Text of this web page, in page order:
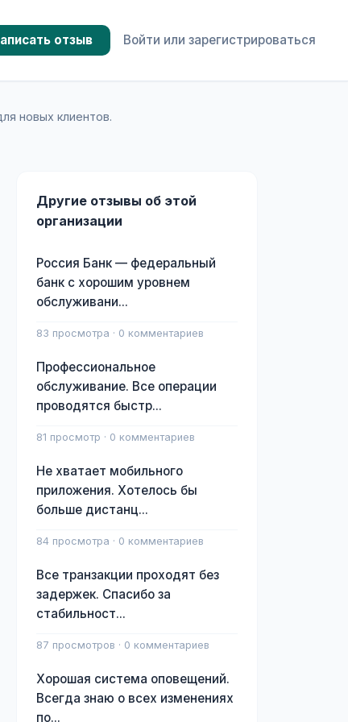
отзыв Войти или зарегистрироваться
новых клиентов.
Другие отзывы об этой
организации
Россия Банк — федеральный
банк с хорошим уровнем
обслуживани...
83 просмотра · 0 комментариев
Профессиональное
обслуживание. Все операции
проводятся быстр...
81 просмотр · 0 комментариев
Не хватает мобильного
приложения. Хотелось бы
больше дистанц...
84 просмотра · 0 комментариев
Все транзакции проходят без
задержек. Спасибо за
стабильност...
87 просмотров · 0 комментариев
Хорошая система оповещений.
Всегда знаю о всех изменениях
по...